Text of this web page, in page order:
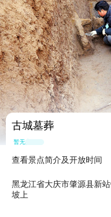
古城墓葬
暂无点评
查看景点简介及开放时间
黑龙江省大庆市肇源县新
坡上
